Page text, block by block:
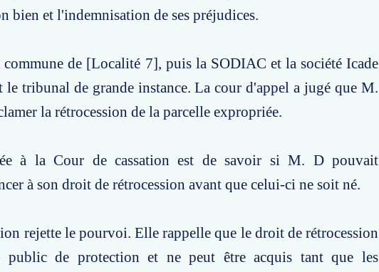
bien et l'indemnisation de ses préjudices.
de [Localité 7], puis la SODIAC et la société Icade
tribunal de grande instance. La cour d'appel a jugé que M.
la rétrocession de la parcelle expropriée.
à la Cour de cassation est de savoir si M. D pouvait
à son droit de rétrocession avant que celui-ci ne soit né.
rejette le pourvoi. Elle rappelle que le droit de rétrocession
public de protection et ne peut être acquis tant que les